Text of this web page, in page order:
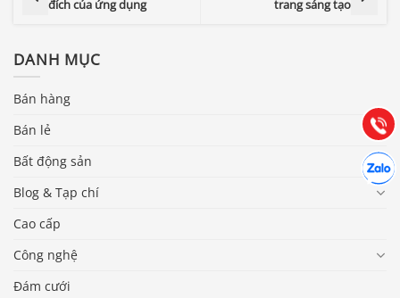
đích của ứng dụng
trang sáng tạo
DANH MỤC
Bán hàng
Bán lẻ
Bất động sản
Blog & Tạp chí
Cao cấp
Công nghệ
Đám cưới
Gọi
Báo giá & Đặt hàng:
(028) 22.166.144
Chát